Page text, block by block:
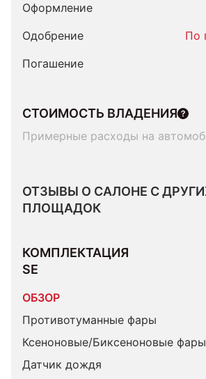
Оформление
Одобрение
По
Погашение
СТОИМОСТЬ ВЛАДЕНИЯ
Примерные расходы на
ОТЗЫВЫ О САЛОНЕ С
ПЛОЩАДОК
КОМПЛЕКТАЦИЯ
SE
ОБЗОР
Противотуманные фары
Ксеноновые/Биксеноновые фары
Датчик дождя